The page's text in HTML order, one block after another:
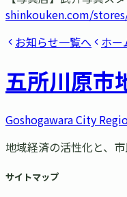
shinkouken.com/
お知らせ一覧へ
ホー
五所川原市
Goshogawara City
地域経済の活性化と、
サイトマップ